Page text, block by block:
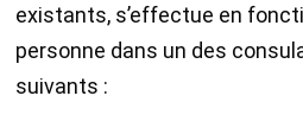
existants, s’effectue en
personne dans un des
suivants :